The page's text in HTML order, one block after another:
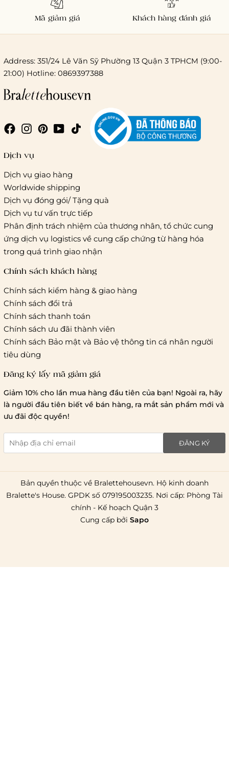
Chi phí giao hàng
Giao hàng trong ngày (hoả tốc)
Giao hàng tiêu chuẩn:
Hồ Chí Minh:
Áp dụng theo bảng giá cước của ĐVVC
Vietelpost/ Giaohangtietkiem và 1 số đối tác vận chuyển
Hà Nội và các tỉnh thành khác:
Áp dụng theo bảng giá
cước của ĐVVC Vietelpost/ Giaohangtietkiem... và 1 số đối
tác vận chuyển khác
Thời gian giao hàng
Hồ Chí Minh:
Hà Nội và các tỉnh thành khá
Lưu ý chung về chính sách vận chuyển
1 triệu đồng
giao hàng trong ngày
giao hàng tiêu chuẩn
miễn phí ship
toàn quốc.
Mã giảm giá Khách hàng đánh giá
Address: 351/24 Lê Văn Sỹ Phường 13 Quận 3 TPHCM (9:00-
21:00) Hotline: 0869397388
Dịch vụ
Dịch vụ giao hàng
Worldwide shipping
Dịch vụ đóng gói/ Tặng quà
Dịch vụ tư vấn trực tiếp
Phân định trách nhiệm của thương nhân, tổ chức cung
ứng dịch vụ logistics về cung cấp chứng từ hàng hóa
trong quá trình giao nhận
Chính sách khách hàng
Chính sách kiểm hàng & giao hàng
Chính sách đổi trả
Chính sách thanh toán
Chính sách ưu đãi thành viên
Chính sách Bảo mật và Bảo vệ thông tin cá nhân người
tiêu dùng
Đăng ký lấy mã giảm giá
Giảm 10% cho lần mua hàng đầu tiên của bạn! Ngoài ra, hãy
là người đầu tiên biết về bán hàng, ra mắt sản phẩm mới và
ưu đãi độc quyền!
ĐĂNG KÝ
Bản quyền thuộc về Bralettehousevn. Hộ kinh doanh
Bralette's House. GPDK số 079195003235. Nơi cấp: Phòng Tài
chính - Kế hoạch Quận 3
Cung cấp bởi Sapo